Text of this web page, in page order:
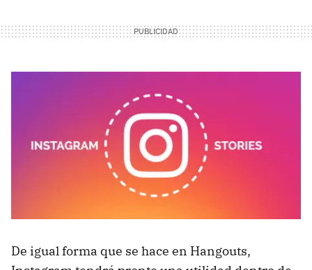
De igual forma que se hace en Hangouts,